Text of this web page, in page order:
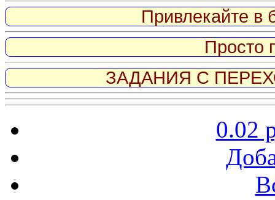
Привлекайте в
Просто
ЗАДАНИЯ С
0.02